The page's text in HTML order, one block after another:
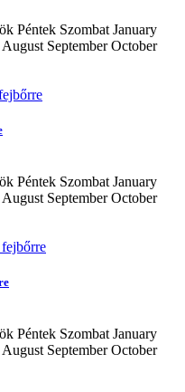
Péntek Szombat January
September October
Péntek Szombat January
September October
Péntek Szombat January
September October